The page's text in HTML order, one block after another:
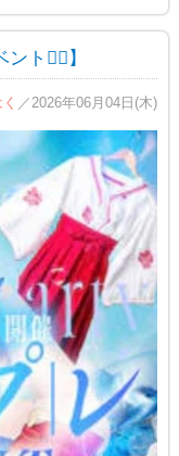
ト👯‍♀️】
／2026年06月04日(木)